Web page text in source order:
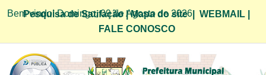
Bem vindo! Domingo, 09 de Agosto de 2026
Pesquisa de Satifação|Mapa do site| WEBMAIL
FALE CONOSCO